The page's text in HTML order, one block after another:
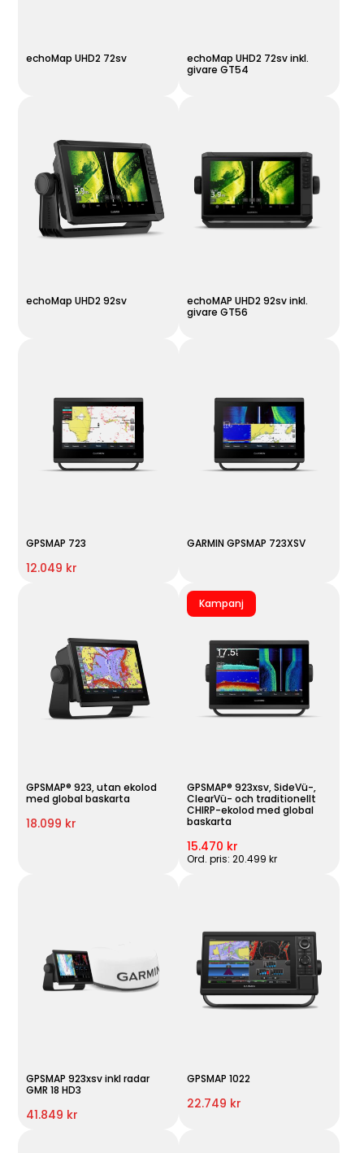
echoMap UHD2 72sv
echoMap UHD2 72sv inkl.
givare GT54
echoMap UHD2 92sv
echoMAP UHD2 92sv inkl.
givare GT56
GPSMAP 723
12.049 kr
GARMIN GPSMAP 723XSV
GPSMAP® 923, utan ekolod
med global baskarta
18.099 kr
Kampanj
GPSMAP® 923xsv, SideVü-,
ClearVü- och traditionellt
CHIRP-ekolod med global
baskarta
15.470 kr
Ord. pris: 20.499 kr
GPSMAP 923xsv inkl radar
GMR 18 HD3
41.849 kr
GPSMAP 1022
22.749 kr